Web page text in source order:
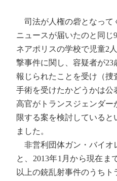
司法が人権の砦となって
ニュースが届いたのと同じ
ネアポリスの学校で児童2
撃事件に関し、容疑者が23
報じられたことを受け（捜
手術を受けたかどうかは
高官がトランスジェンダー
限する案を検討していると
ました。
非営利団体ガン・バイオ
と、2013年1月から現在ま
以上の銃乱射事件のうち